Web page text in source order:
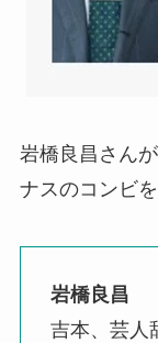
岩橋良昌さん
ナスのコンビ
岩橋良昌
吉本、芸人